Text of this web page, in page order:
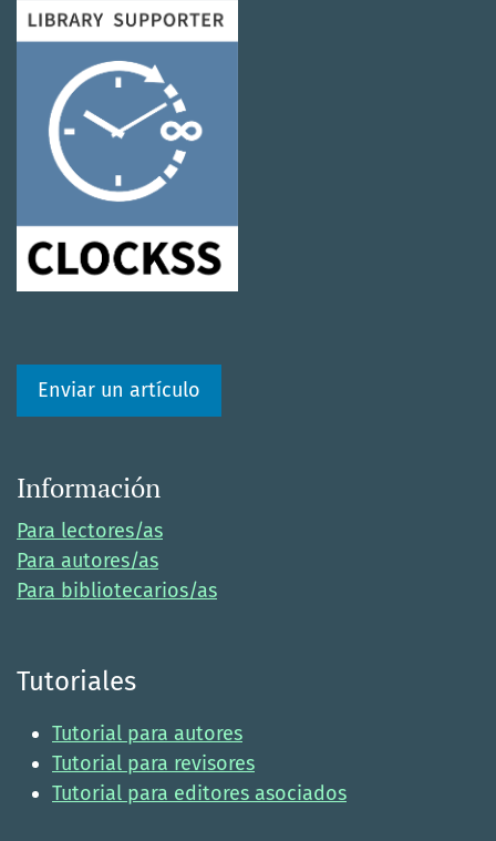
Enviar un artículo
Información
Para lectores/as
Para autores/as
Para bibliotecarios/as
Tutoriales
Tutorial para autores
Tutorial para revisores
Tutorial para editores asociados